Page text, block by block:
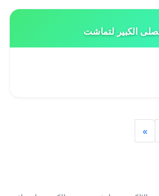
الكبير لتماشت
»